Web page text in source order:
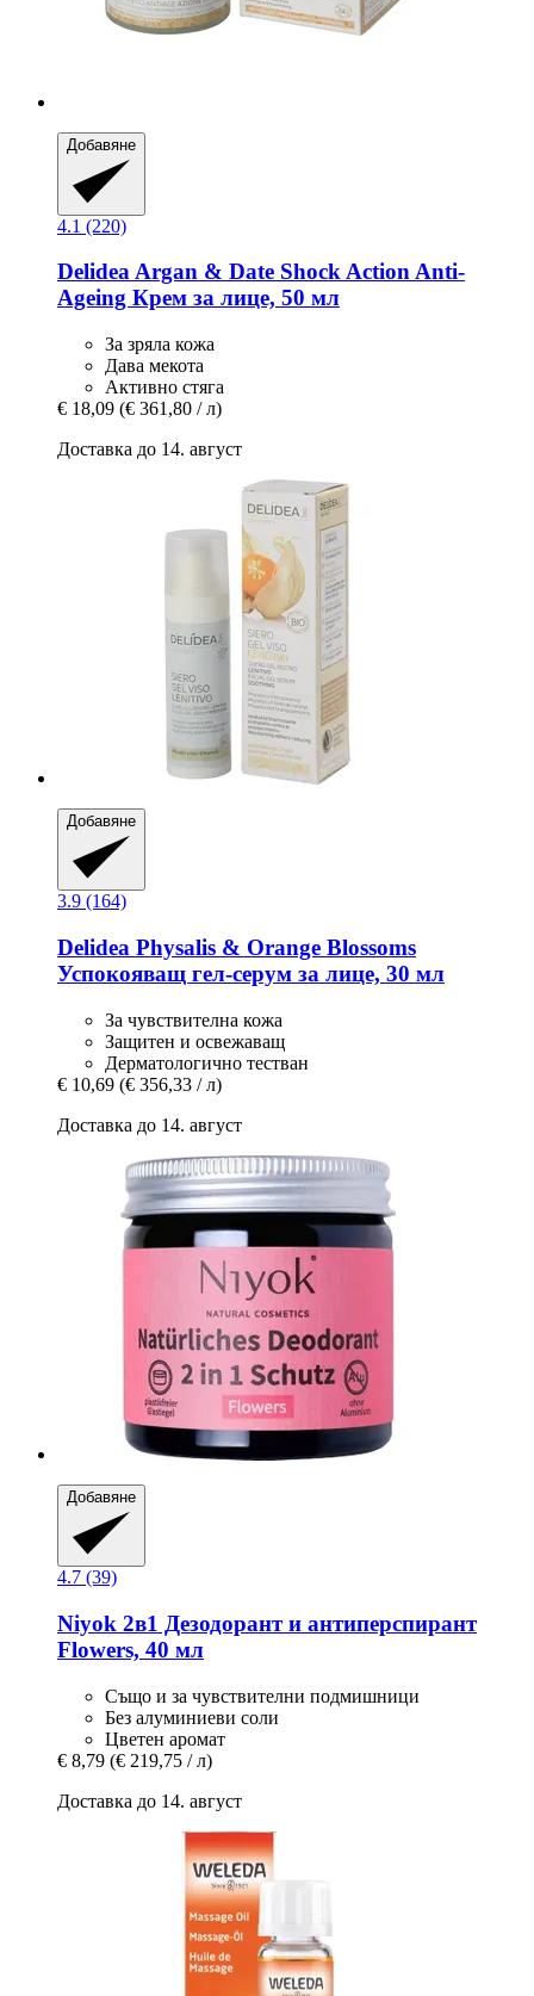
Добавяне
4.1 (220)
DelideaArgan & Date Shock Action Anti-​
Ageing Крем за лице, 50 мл
За зряла кожа
Дава мекота
Активно стяга
€ 18,09 (€ 361,80 / л)
Доставка до 14. август
Добавяне
3.9 (164)
Delidea Physalis & Orange Blossoms
Успокояващ гел-​серум за лице, 30 мл
За чувствителна кожа
Защитен и освежаващ
Дерматологично тестван
€ 10,69 (€ 356,33 / л)
Доставка до 14. август
Добавяне
4.7 (39)
Niyok 2в1 Дезодорант и антиперспирант
Flowers, 40 мл
Също и за чувствителни подмишници
Без алуминиеви соли
Цветен аромат
€ 8,79 (€ 219,75 / л)
Доставка до 14. август